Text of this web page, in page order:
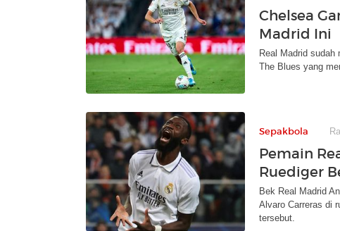
Chelsea
Madrid Ini
Real Madrid sudah
The Blues yang
Sepakbola
Pemain
Ruediger
Bek Real Madrid
Alvaro Carreras di
tersebut.